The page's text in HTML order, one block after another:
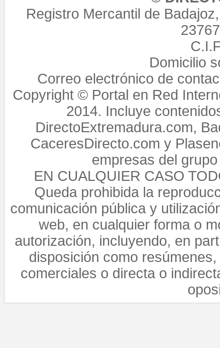
Registro Mercantil de
Domicilio
Correo electrónico de
Copyright © Portal en Red
2014. Incluye
DirectoExtremadura.com,
CaceresDirecto.com y
empresas del
EN CUALQUIER CASO
Queda prohibida la
comunicación pública y
web, en cualquier forma o
autorización, incluyendo, en
disposición como
comerciales o directa o